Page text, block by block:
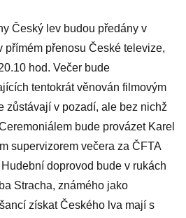
Český lev budou předány v
přímém přenosu České televize,
hod. Večer bude
tentokrát věnován filmovým
zůstávají v pozadí, ale bez nichž
bude provázet Karel
supervizorem večera za ČFTA
doprovod bude v rukách
Stracha, známého jako
získat Českého lva mají s